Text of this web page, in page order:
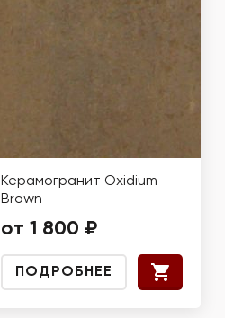
Керамогранит Oxidium
Brown
от 1 800 ₽
ПОДРОБНЕЕ